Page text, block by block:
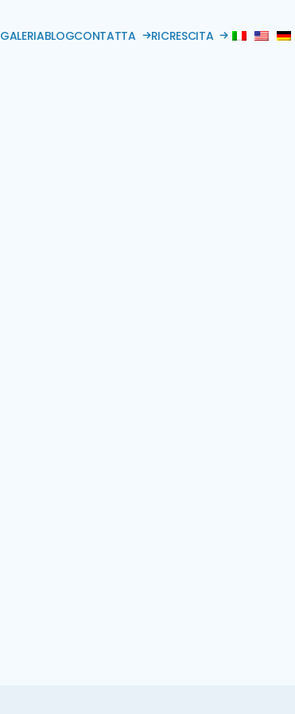
GALERIABLOGCONTATTA RICRESCITA